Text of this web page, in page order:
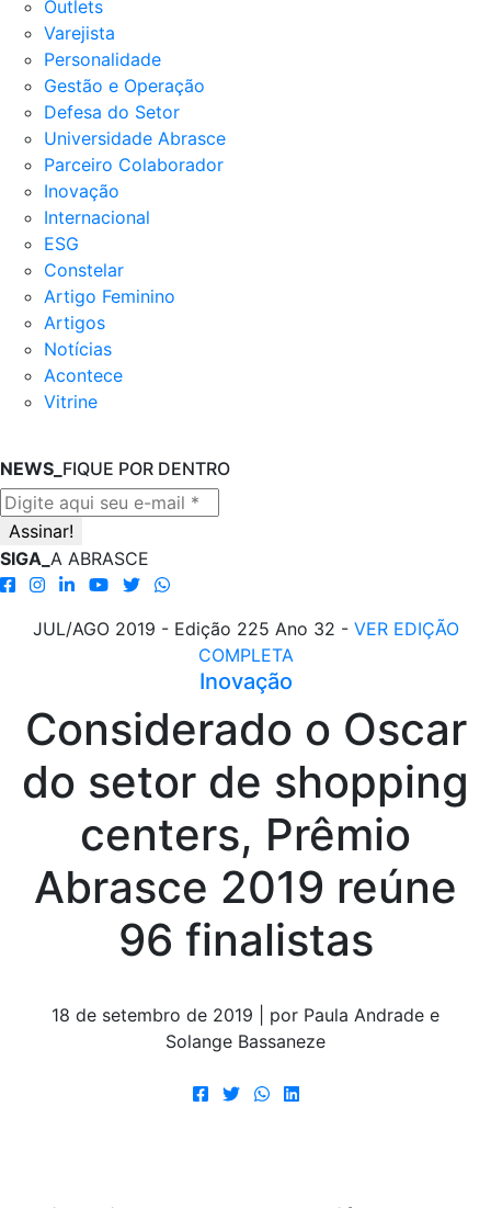
Outlets
Varejista
Personalidade
Gestão e Operação
Defesa do Setor
Universidade Abrasce
Parceiro Colaborador
Inovação
Internacional
ESG
Constelar
Artigo Feminino
Artigos
Notícias
Acontece
Vitrine
NEWS_ FIQUE POR DENTRO
SIGA_ A ABRASCE
JUL/AGO 2019 - Edição 225 Ano 32 - VER EDIÇÃO
COMPLETA
Inovação
Considerado o Oscar
do setor de shopping
centers, Prêmio
Abrasce 2019 reúne
96 finalistas
18 de setembro de 2019 | por Paula Andrade e
Solange Bassaneze